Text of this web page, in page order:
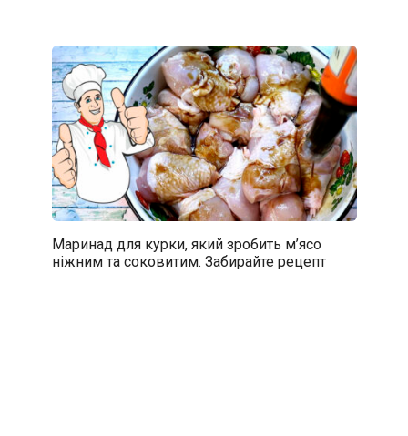
Маринад для курки, який зробить м’ясо
ніжним та соковитим. Забирайте рецепт